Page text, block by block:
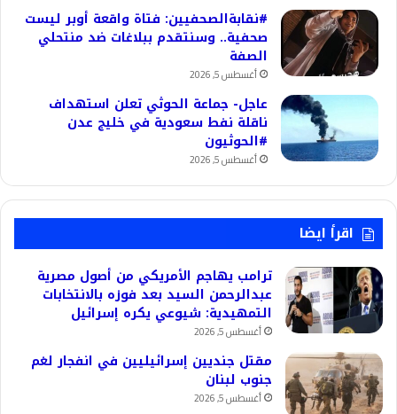
#نقابةالصحفيين: فتاة واقعة أوبر ليست
صحفية.. وسنتقدم ببلاغات ضد منتحلي
الصفة
أغسطس 5, 2026
عاجل- جماعة الحوثي تعلن استهداف
ناقلة نفط سعودية في خليج عدن
#الحوثيون
أغسطس 5, 2026
اقرأ ايضا
ترامب يهاجم الأمريكي من أصول مصرية
عبدالرحمن السيد بعد فوزه بالانتخابات
التمهيدية: شيوعي يكره إسرائيل
أغسطس 5, 2026
مقتل جنديين إسرائيليين في انفجار لغم
جنوب لبنان
أغسطس 5, 2026